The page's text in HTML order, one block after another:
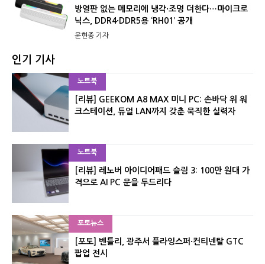
방열판 없는 메모리에 냉각·조명 더한다…마이크로
닉스, DDR4·DDR5용 ‘RH01’ 공개
윤현종 기자
인기 기사
노트북
[리뷰] GEEKOM A8 MAX 미니 PC: 손바닥 위 워
크스테이션, 듀얼 LAN까지 갖춘 묵직한 실력자
노트북
[리뷰] 레노버 아이디어패드 슬림 3: 100만 원대 가
격으로 AI PC 문을 두드리다
포토뉴스
[포토] 벤틀리, 광주서 플라잉스퍼·컨티넨탈 GTC
팝업 전시